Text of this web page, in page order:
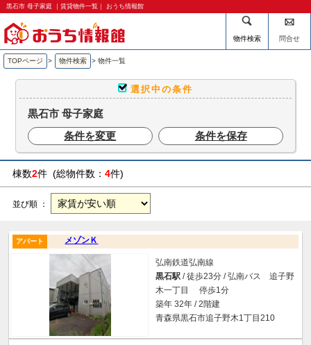
黒石市 母子家庭 ｜賃貸物件一覧｜ おうち情報館
物件検索 問合せ
TOPページ > 物件検索 > 物件一覧
選択中の条件
黒石市 母子家庭
条件を変更
条件を保存
棟数2件 (総物件数： 4件)
並び順 ：
メゾンＫ
アパート
弘南鉄道弘南線
黒石駅 / 徒歩23分 / 弘南バス 追子野
木一丁目 停歩1分
築年 32年 / 2階建
青森県黒石市追子野木1丁目210